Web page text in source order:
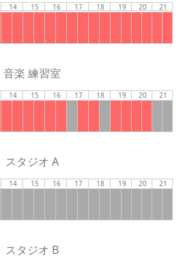
14 15 16 17 18 19 20 21
音楽 練習室
14 15 16 17 18 19 20 21
スタジオ A
14 15 16 17 18 19 20 21
スタジオ B